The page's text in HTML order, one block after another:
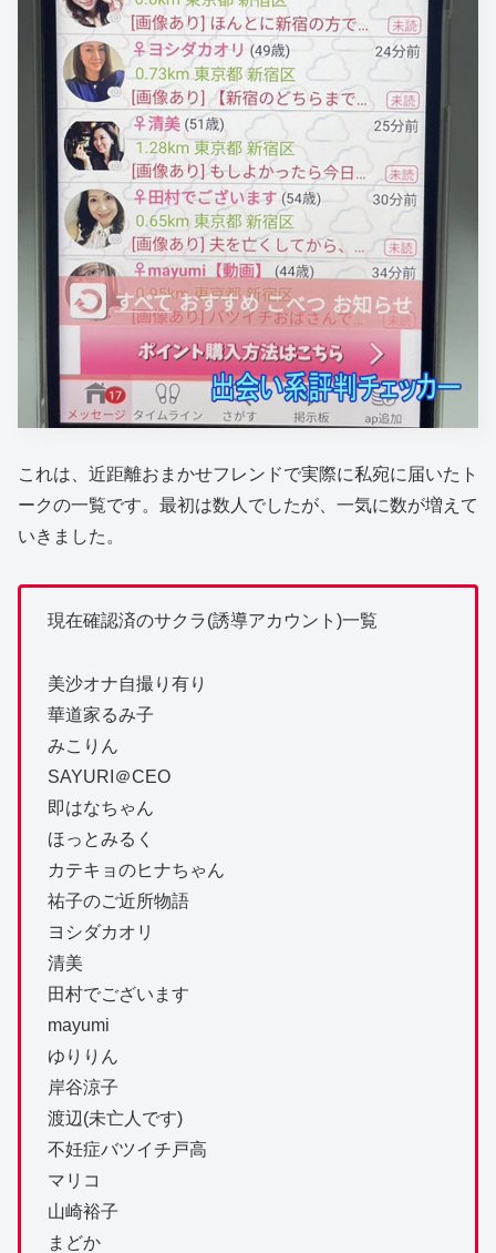
これは、近距離おまかせフレンドで実際に私宛に届いたト
ークの一覧です。最初は数人でしたが、一気に数が増えて
いきました。
現在確認済のサクラ(誘導アカウント)一覧
美沙オナ自撮り有り
華道家るみ子
みこりん
SAYURI＠CEO
即はなちゃん
ほっとみるく
カテキョのヒナちゃん
祐子のご近所物語
ヨシダカオリ
清美
田村でございます
mayumi
ゆりりん
岸谷涼子
渡辺(未亡人です)
不妊症バツイチ戸高
マリコ
山崎裕子
まどか